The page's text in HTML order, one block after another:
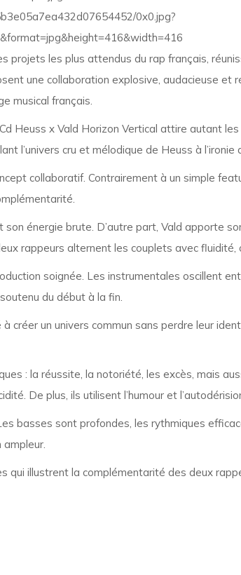
projets les plus attendus du rap français,
une collaboration explosive, audacieuse
musical français.
Heuss x Vald Horizon Vertical attire autant
l’univers cru et mélodique de Heuss à l’ironie
collaboratif. Contrairement à un simple
énergie brute. D’autre part, Vald apporte
rappeurs alternent les couplets avec fluidité,
soignée. Les instrumentales oscillent
du début à la fin.
créer un univers commun sans perdre leur
: la réussite, la notoriété, les excès, mais
De plus, ils utilisent l’humour et
sont profondes, les rythmiques
illustrent la complémentarité des deux